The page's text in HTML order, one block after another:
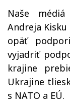
Naše
Andreja
opäť
vyjadriť
krajine
Ukrajine
s NATO a EÚ.